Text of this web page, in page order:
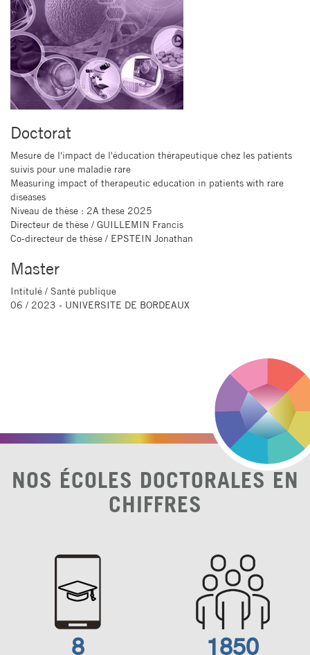
Doctorat
Mesure de l'impact de l'éducation thérapeutique chez les patients
suivis pour une maladie rare
Measuring impact of therapeutic education in patients with rare
diseases
Niveau de thèse : 2A these 2025
Directeur de thèse / GUILLEMIN Francis
Co-directeur de thèse / EPSTEIN Jonathan
Master
Intitulé / Santé publique
06 / 2023 - UNIVERSITE DE BORDEAUX
NOS ÉCOLES DOCTORALES EN
CHIFFRES
8 1850